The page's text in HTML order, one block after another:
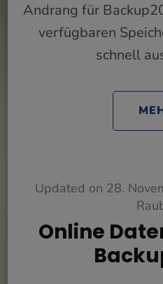
Andrang für
verfügbaren
schnell
Updated on 28.
Online